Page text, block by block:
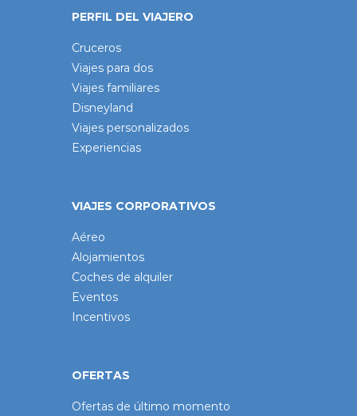
PERFIL DEL VIAJERO
Cruceros
Viajes para dos
Viajes familiares
Disneyland
Viajes personalizados
Experiencias
VIAJES CORPORATIVOS
Aéreo
Alojamientos
Coches de alquiler
Eventos
Incentivos
OFERTAS
Ofertas de último momento